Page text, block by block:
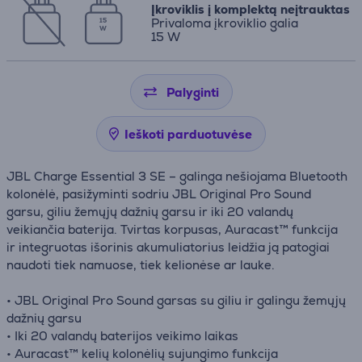
15
W
Įkroviklis į komplektą neįtrauktas
Privaloma įkroviklio galia
15 W
Palyginti
Ieškoti parduotuvėse
JBL Charge Essential 3 SE – galinga nešiojama Bluetooth
kolonėlė, pasižyminti sodriu JBL Original Pro Sound
garsu, giliu žemųjų dažnių garsu ir iki 20 valandų
veikiančia baterija. Tvirtas korpusas, Auracast™ funkcija
ir integruotas išorinis akumuliatorius leidžia ją patogiai
naudoti tiek namuose, tiek kelionėse ar lauke.
• JBL Original Pro Sound garsas su giliu ir galingu žemųjų
dažnių garsu
• Iki 20 valandų baterijos veikimo laikas
• Auracast™ kelių kolonėlių sujungimo funkcija